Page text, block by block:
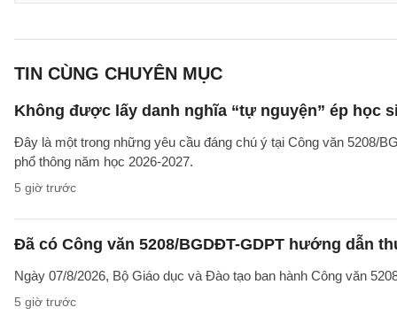
TIN CÙNG CHUYÊN MỤC
Không được lấy danh nghĩa “tự nguyện” ép học
Đây là một trong những yêu cầu đáng chú ý tại Công văn 5208/
phổ thông năm học 2026-2027.
5 giờ trước
Đã có Công văn 5208/BGDĐT-GDPT hướng dẫn
Ngày 07/8/2026, Bộ Giáo dục và Đào tạo ban hành Công văn
5 giờ trước